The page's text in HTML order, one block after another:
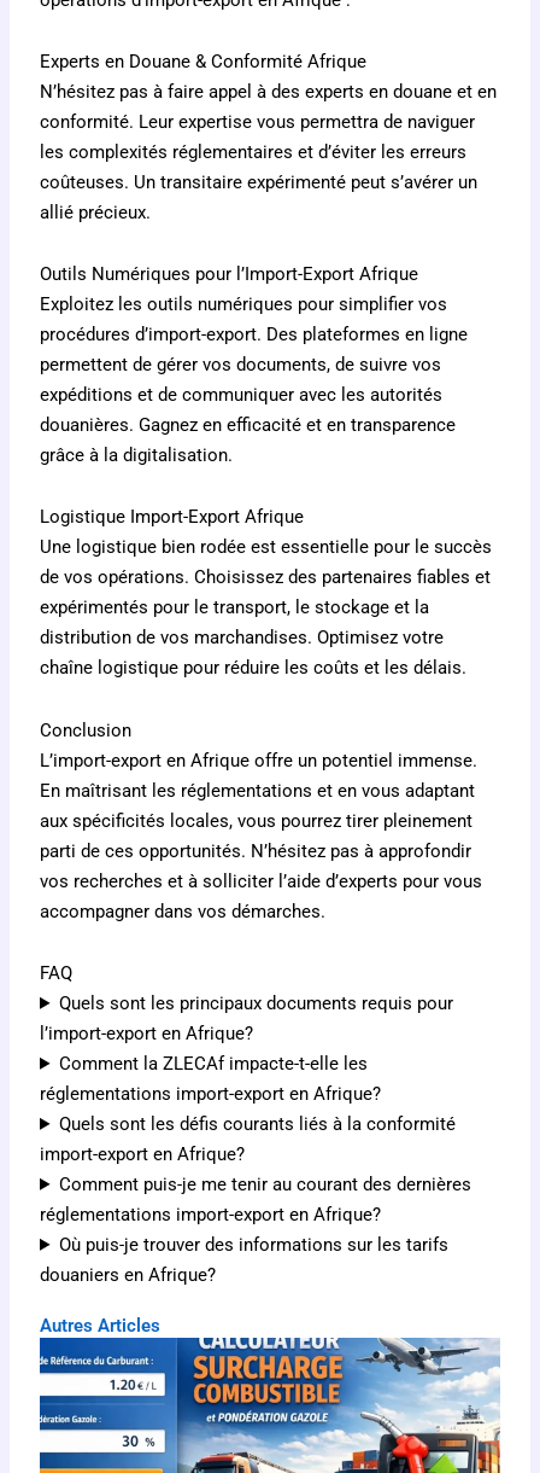
Experts en Douane & Conformité Afrique
N’hésitez pas à faire appel à des experts en douane et en
conformité. Leur expertise vous permettra de naviguer
les complexités réglementaires et d’éviter les erreurs
coûteuses. Un transitaire expérimenté peut s’avérer un
allié précieux.
Outils Numériques pour l’Import-Export Afrique
Exploitez les outils numériques pour simplifier vos
procédures d’import-export. Des plateformes en ligne
permettent de gérer vos documents, de suivre vos
expéditions et de communiquer avec les autorités
douanières. Gagnez en efficacité et en transparence
grâce à la digitalisation.
Logistique Import-Export Afrique
Une logistique bien rodée est essentielle pour le succès
de vos opérations. Choisissez des partenaires fiables et
expérimentés pour le transport, le stockage et la
distribution de vos marchandises. Optimisez votre
chaîne logistique pour réduire les coûts et les délais.
Conclusion
L’import-export en Afrique offre un potentiel immense.
En maîtrisant les réglementations et en vous adaptant
aux spécificités locales, vous pourrez tirer pleinement
parti de ces opportunités. N’hésitez pas à approfondir
vos recherches et à solliciter l’aide d’experts pour vous
accompagner dans vos démarches.
FAQ
Quels sont les principaux documents requis pour
l’import-export en Afrique?
Comment la ZLECAf impacte-t-elle les
réglementations import-export en Afrique?
Quels sont les défis courants liés à la conformité
import-export en Afrique?
Comment puis-je me tenir au courant des dernières
réglementations import-export en Afrique?
Où puis-je trouver des informations sur les tarifs
douaniers en Afrique?
Autres Articles